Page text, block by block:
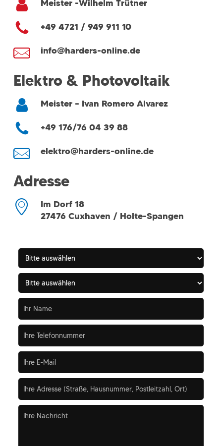
Meister -Wilhelm Trütner
+49 4721 / 949 911 10
info@harders-online.de
Elektro & Photovoltaik
Meister – Ivan Romero Alvarez
+49 176/76 04 39 88
elektro@harders-online.de
Adresse
Im Dorf 18
27476 Cuxhaven / Holte-Spangen